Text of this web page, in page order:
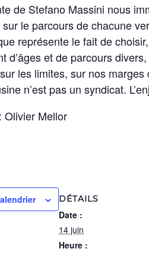
de Stefano Massini nous
le parcours de chacune
représente le fait de
d’âges et de parcours
les limites, sur nos
n’est pas un syndicat.
: Olivier Mellor
DÉTAILS
Date :
14 juin
Heure :